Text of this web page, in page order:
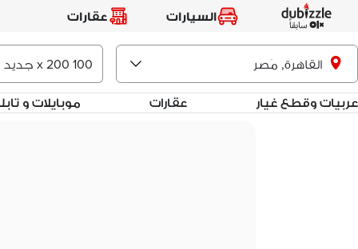
السيارات عقارات
القاهرة, مَصر
عربيات وقطع غيار عقارات موبايلات و